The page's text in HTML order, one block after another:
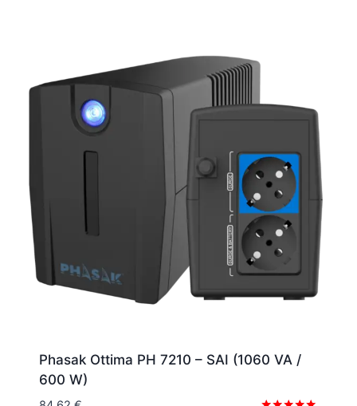
Phasak Ottima PH 7210 – SAI (1060 VA /
600 W)